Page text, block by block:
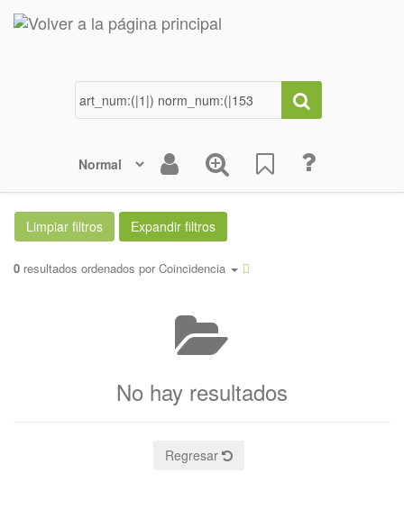
0 resultados ordenados por Coincidencia
No hay resultados
Regresar